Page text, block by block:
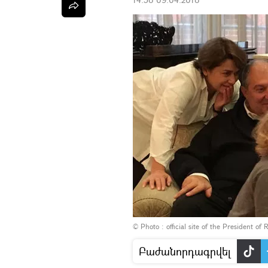
© Photo : official site of the President of
Բաժանորդագրվել